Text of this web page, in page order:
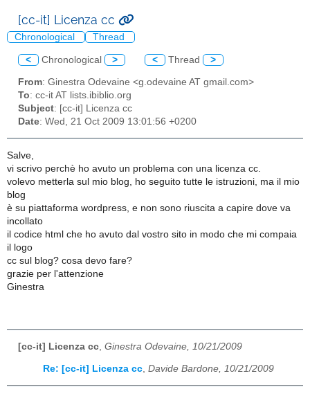
[cc-it] Licenza cc
Chronological Thread
< Chronological > < Thread >
From: Ginestra Odevaine <g.odevaine AT gmail.com>
To: cc-it AT lists.ibiblio.org
Subject: [cc-it] Licenza cc
Date: Wed, 21 Oct 2009 13:01:56 +0200
Salve,
vi scrivo perchè ho avuto un problema con una licenza cc.
volevo metterla sul mio blog, ho seguito tutte le istruzioni, ma il mio
blog
è su piattaforma wordpress, e non sono riuscita a capire dove va
incollato
il codice html che ho avuto dal vostro sito in modo che mi compaia
il logo
cc sul blog? cosa devo fare?
grazie per l'attenzione
Ginestra
[cc-it] Licenza cc Ginestra Odevaine, 10/21/2009
Re: [cc-it] Licenza cc, Davide Bardone, 10/21/2009